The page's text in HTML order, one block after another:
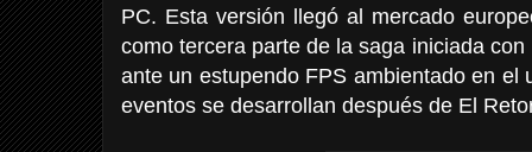
PC. Esta versión llegó al mercado
como tercera parte de la saga iniciada
ante un estupendo FPS ambientado en el
eventos se desarrollan después de El